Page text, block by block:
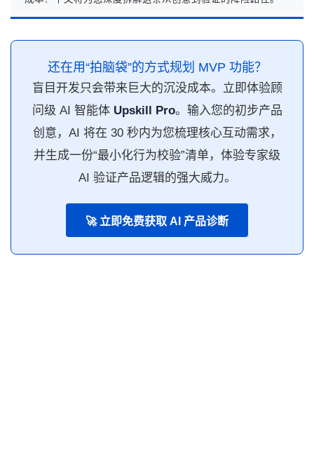
还在用“拍脑袋”的方式规划 MVP 功能？
盲目开发只会带来巨大的沉没成本。立即体验顾
问级 AI 智能体 Upskill Pro。输入您的初步产品
创意，AI 将在 30 秒内为您梳理核心互动需求，
并生成一份“最小化行为校验”清单，体验专家级
AI 验证产品逻辑的强大威力。
🚀 立即免费获取 AI 产品诊断